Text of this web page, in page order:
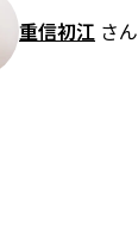
重信初江 さ